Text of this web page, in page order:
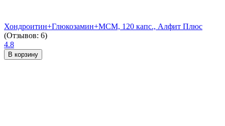
Хондроитин+Глюкозамин+МСМ, 120 капс., Алфит Плюс
(Отзывов: 6)
4.8
В корзину